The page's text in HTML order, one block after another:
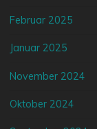
Februar 2025
Januar 2025
November 2024
Oktober 2024